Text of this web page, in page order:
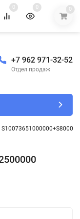
0 0 0
+7 962 971-32-52
Отдел продаж